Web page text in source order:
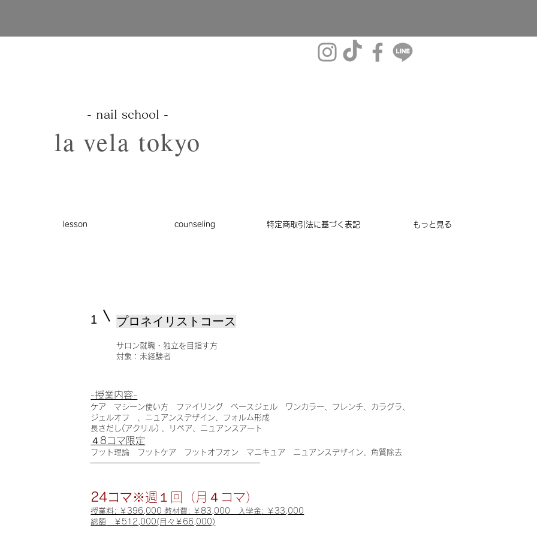
​la vela tokyo
​- nail school -
lesson counseling 特定商取引法に基づく表記 もっと見る
1 プロネイリストコース
サロン就職・独立を目指す方
対象：未経験者
-授業内容-
ケア マシーン使い方 ファイリング ベースジェル ワンカラー、フレンチ、カラグラ、
ジェルオフ 、ニュアンスデザイン、フォルム形成
長さだし(アクリル) 、リペア、ニュアンスアート
４8コマ限定
フット理論 フットケア フットオフオン マニキュア ニュアンスデザイン、角質除去
24コマ※週１回（月４コマ）
授業料: ￥396,000 教材費: ￥83,000 入学金 : ￥33,000
総額
￥512,000(月々￥66,000)